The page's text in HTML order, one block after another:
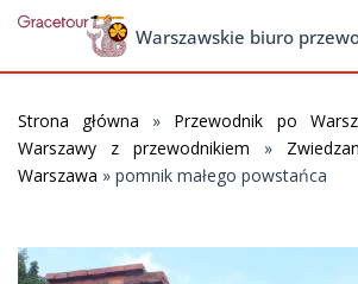
Skip to contentWarszawskie biuro
Strona główna » Przewodnik po
Warszawy z przewodnikiem »
Warszawa » pomnik małego powstańca